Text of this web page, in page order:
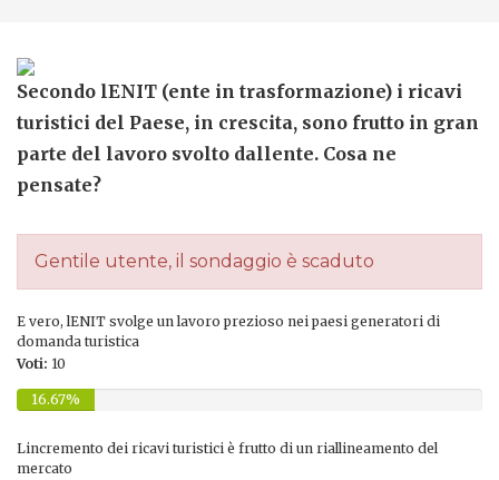
Secondo lENIT (ente in trasformazione) i ricavi
turistici del Paese, in crescita, sono frutto in gran
parte del lavoro svolto dallente. Cosa ne
pensate?
Gentile utente, il sondaggio è scaduto
E vero, lENIT svolge un lavoro prezioso nei paesi generatori di
domanda turistica
Voti: 10
16.67%
Lincremento dei ricavi turistici è frutto di un riallineamento del
mercato